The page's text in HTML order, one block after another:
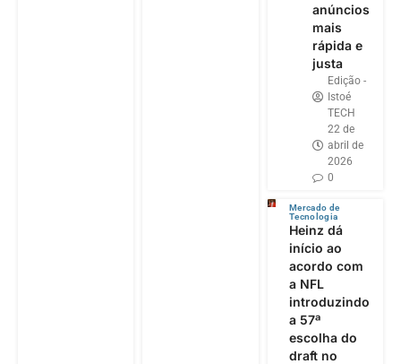
anúncios
mais
rápida e
justa
Edição -
Istoé
TECH
22 de
abril de
2026
0
Mercado de
Tecnologia
Heinz dá
início ao
acordo com
a NFL
introduzindo
a 57ª
escolha do
draft no